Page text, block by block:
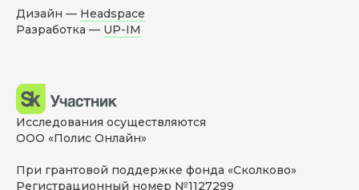
Дизайн — Headspace
Разработка — UP-IM
Исследования осуществляются
ООО «Полис Онлайн»
При грантовой поддержке фонда «Сколково»
Регистрационный номер №1127299